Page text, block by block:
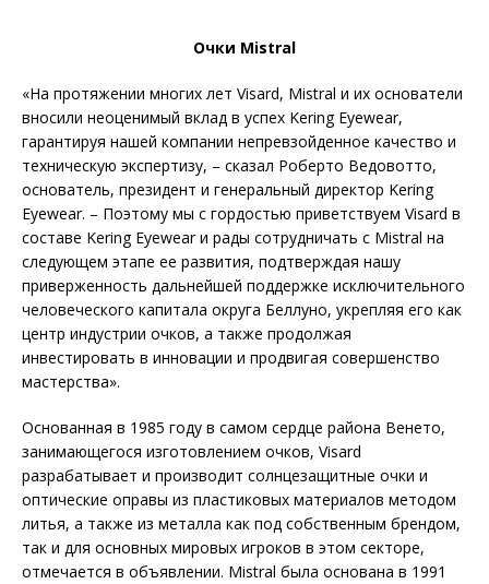
Очки Mistral
«На протяжении многих лет Visard, Mistral и их основатели
вносили неоценимый вклад в успех Kering Eyewear,
гарантируя нашей компании непревзойденное качество и
техническую экспертизу, – сказал Роберто Ведовотто,
основатель, президент и генеральный директор Kering
Eyewear. – Поэтому мы с гордостью приветствуем Visard в
составе Kering Eyewear и рады сотрудничать с Mistral на
следующем этапе ее развития, подтверждая нашу
приверженность дальнейшей поддержке исключительного
человеческого капитала округа Беллуно, укрепляя его как
центр индустрии очков, а также продолжая
инвестировать в инновации и продвигая совершенство
мастерства».
Основанная в 1985 году в самом сердце района Венето,
занимающегося изготовлением очков, Visard
разрабатывает и производит солнцезащитные очки и
оптические оправы из пластиковых материалов методом
литья, а также из металла как под собственным брендом,
так и для основных мировых игроков в этом секторе,
отмечается в объявлении. Mistral была основана в 1991